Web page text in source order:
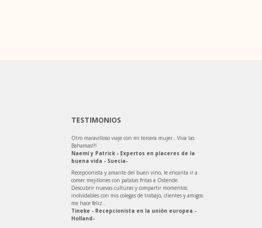
TESTIMONIOS
Otro maravilloso viaje con mi tercera mujer…Viva las
Bahamas!!!
Naemi y Patrick - Expertos en placeres de la
buena vida - Suecia-
Recepcionista y amante del buen vino, le encanta ir a
comer mejillones con patatas fritas a Ostende.
Descubrir nuevas culturas y compartir momentos
inolvidables con mis colegas de trabajo, clientes y amigos
me hace feliz..
Tineke - Recepcionista en la unión europea -
Holland-